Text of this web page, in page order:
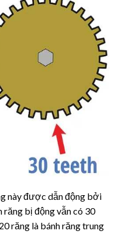
này được dẫn động bởi
răng bị động vẫn có 30
răng là bánh răng trung